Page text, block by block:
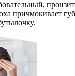
причмокивает